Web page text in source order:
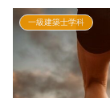
一級建築士学科